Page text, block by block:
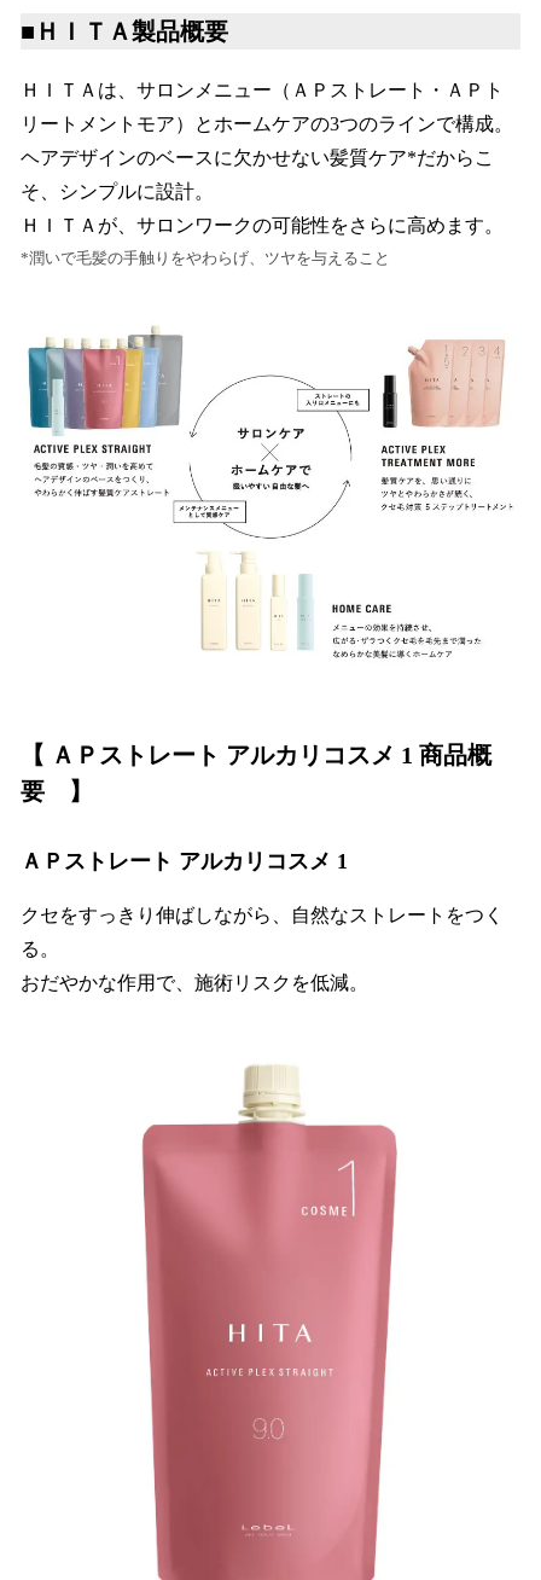
■ＨＩＴＡ製品概要
ＨＩＴＡは、サロンメニュー（ＡＰストレート・ＡＰト
リートメントモア）とホームケアの3つのラインで構成。
ヘアデザインのベースに欠かせない髪質ケア*だからこ
そ、シンプルに設計。
ＨＩＴＡが、サロンワークの可能性をさらに高めます。
*潤いで毛髪の手触りをやわらげ、ツヤを与えること
【 ＡＰストレート アルカリコスメ 1 商品概
要 】
ＡＰストレート アルカリコスメ 1
クセをすっきり伸ばしながら、自然なストレートをつく
る。
おだやかな作用で、施術リスクを低減。